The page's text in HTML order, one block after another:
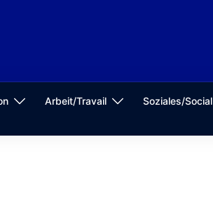
Arbeit/Travail
Soziales/Social